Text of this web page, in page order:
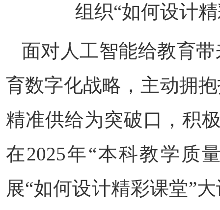
组织“如何设计
面对人工智能给教育
育数字化战略，主动拥
精准供给为突破口，积
在2025年“本科教学质
展“如何设计精彩课堂”